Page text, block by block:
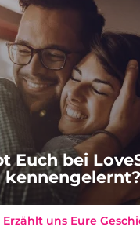
Euch bei
kennengelernt?
Erzählt uns Eure